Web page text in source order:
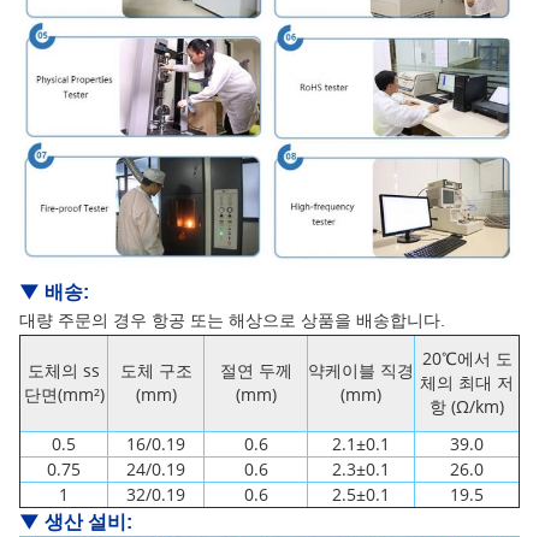
▼ 배송:
대량 주문의 경우 항공 또는 해상으로 상품을 배송합니다.
도체의 ss
단면(mm²)
도체 구조
(mm)
절연 두께
(mm)
약케이블 직경
(mm)
20℃에서 도
체의 최대 저
항 (Ω/km)
0.5
16/0.19 0.6 2.1±0.1
39.0
0.75
24/0.19 0.6 2.3±0.1
26.0
1
32/0.19 0.6 2.5±0.1 19.5
▼ 생산 설비: